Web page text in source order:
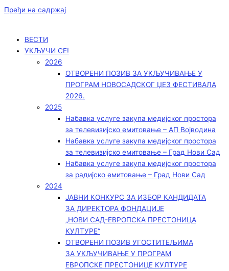
Пређи на садржај
ВЕСТИ
УКЉУЧИ СЕ!
2026
ОТВОРЕНИ ПОЗИВ ЗА УКЉУЧИВАЊЕ У
ПРОГРАМ НОВОСАДСКОГ ЏЕЗ ФЕСТИВАЛА
2026.
2025
Набавка услуге закупа медијског простора
за телевизијско емитовање – АП Војводинa
Набавка услуге закупа медијског простора
за телевизијско емитовање – Град Нови Сад
Набавка услуге закупа медијског простора
за радијско емитовање – Град Нови Сад
2024
ЈАВНИ КОНКУРС ЗА ИЗБОР КАНДИДАТА
ЗА ДИРЕКТОРА ФОНДАЦИЈЕ
„НОВИ САД-ЕВРОПСКА ПРЕСТОНИЦА
КУЛТУРЕ“
ОТВОРЕНИ ПОЗИВ УГОСТИТЕЉИМА
ЗА УКЉУЧИВАЊЕ У ПРОГРАМ
ЕВРОПСКЕ ПРЕСТОНИЦЕ КУЛТУРЕ